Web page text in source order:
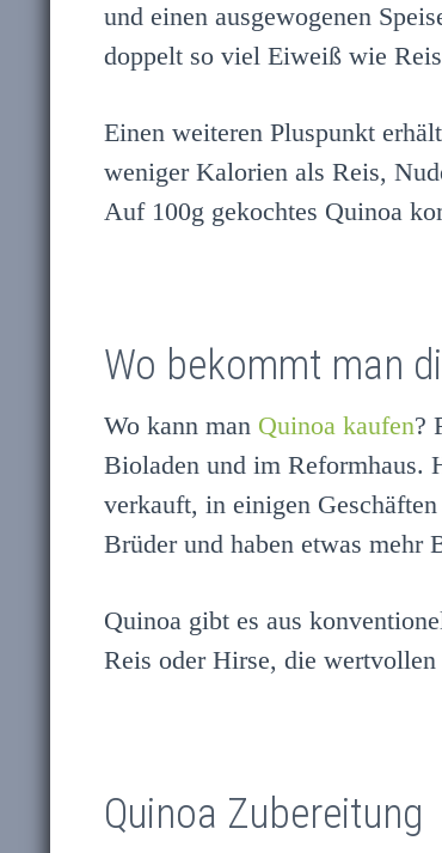
und einen ausgewogenen
doppelt so viel Eiweiß wie
Einen weiteren Pluspunkt
weniger Kalorien als Reis,
Auf 100g gekochtes Quinoa
Wo bekommt man
Wo kann man Quinoa kaufen?
Bioladen und im Reformhaus.
verkauft, in einigen
Brüder und haben etwas mehr
Quinoa gibt es aus
Reis oder Hirse, die
Quinoa Zubereitung